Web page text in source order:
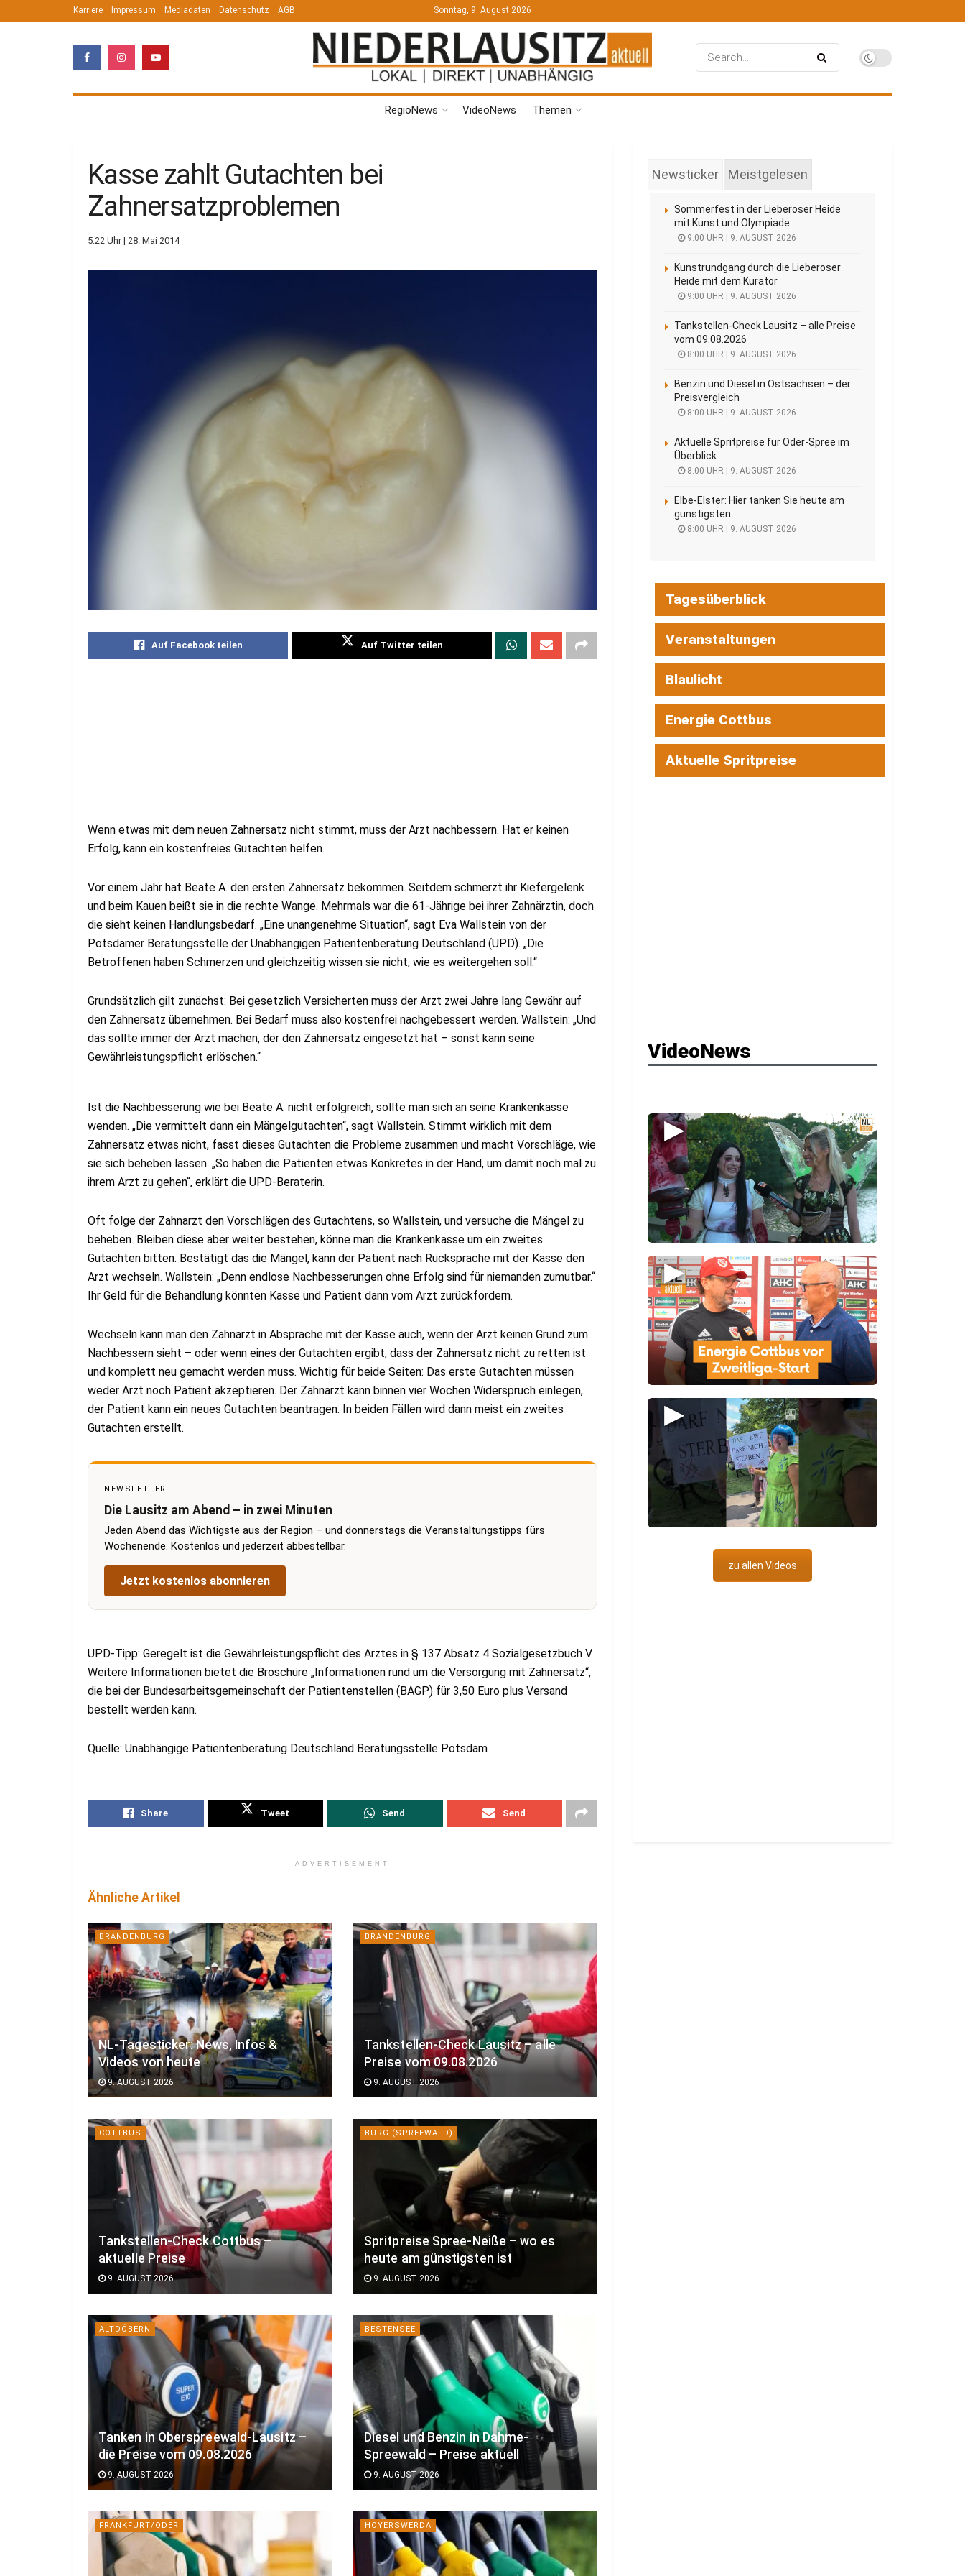
Karriere Impressum Mediadaten Datenschutz AGB Sonntag, 9. August 2026
RegioNews VideoNews Themen
Kasse zahlt Gutachten bei
Zahnersatzproblemen
5:22 Uhr | 28. Mai 2014
Auf Facebook teilen Auf Twitter teilen
Wenn etwas mit dem neuen Zahnersatz nicht stimmt, muss der Arzt nachbessern. Hat er keinen
Erfolg, kann ein kostenfreies Gutachten helfen.
Vor einem Jahr hat Beate A. den ersten Zahnersatz bekommen. Seitdem schmerzt ihr Kiefergelenk
und beim Kauen beißt sie in die rechte Wange. Mehrmals war die 61-Jährige bei ihrer Zahnärztin, doch
die sieht keinen Handlungsbedarf. „Eine unangenehme Situation“, sagt Eva Wallstein von der
Potsdamer Beratungsstelle der Unabhängigen Patientenberatung Deutschland (UPD). „Die
Betroffenen haben Schmerzen und gleichzeitig wissen sie nicht, wie es weitergehen soll.“
Grundsätzlich gilt zunächst: Bei gesetzlich Versicherten muss der Arzt zwei Jahre lang Gewähr auf
den Zahnersatz übernehmen. Bei Bedarf muss also kostenfrei nachgebessert werden. Wallstein: „Und
das sollte immer der Arzt machen, der den Zahnersatz eingesetzt hat – sonst kann seine
Gewährleistungspflicht erlöschen.“
Ist die Nachbesserung wie bei Beate A. nicht erfolgreich, sollte man sich an seine Krankenkasse
wenden. „Die vermittelt dann ein Mängelgutachten“, sagt Wallstein. Stimmt wirklich mit dem
Zahnersatz etwas nicht, fasst dieses Gutachten die Probleme zusammen und macht Vorschläge, wie
sie sich beheben lassen. „So haben die Patienten etwas Konkretes in der Hand, um damit noch mal zu
ihrem Arzt zu gehen“, erklärt die UPD-Beraterin.
Oft folge der Zahnarzt den Vorschlägen des Gutachtens, so Wallstein, und versuche die Mängel zu
beheben. Bleiben diese aber weiter bestehen, könne man die Krankenkasse um ein zweites
Gutachten bitten. Bestätigt das die Mängel, kann der Patient nach Rücksprache mit der Kasse den
Arzt wechseln. Wallstein: „Denn endlose Nachbesserungen ohne Erfolg sind für niemanden zumutbar.“
Ihr Geld für die Behandlung könnten Kasse und Patient dann vom Arzt zurückfordern.
Wechseln kann man den Zahnarzt in Absprache mit der Kasse auch, wenn der Arzt keinen Grund zum
Nachbessern sieht – oder wenn eines der Gutachten ergibt, dass der Zahnersatz nicht zu retten ist
und komplett neu gemacht werden muss. Wichtig für beide Seiten: Das erste Gutachten müssen
weder Arzt noch Patient akzeptieren. Der Zahnarzt kann binnen vier Wochen Widerspruch einlegen,
der Patient kann ein neues Gutachten beantragen. In beiden Fällen wird dann meist ein zweites
Gutachten erstellt.
NEWSLETTER
Die Lausitz am Abend – in zwei Minuten
Jeden Abend das Wichtigste aus der Region – und donnerstags die Veranstaltungstipps fürs
Wochenende. Kostenlos und jederzeit abbestellbar.
Jetzt kostenlos abonnieren
UPD-Tipp: Geregelt ist die Gewährleistungspflicht des Arztes in § 137 Absatz 4 Sozialgesetzbuch V.
Weitere Informationen bietet die Broschüre „Informationen rund um die Versorgung mit Zahnersatz“,
die bei der Bundesarbeitsgemeinschaft der Patientenstellen (BAGP) für 3,50 Euro plus Versand
bestellt werden kann.
Quelle: Unabhängige Patientenberatung Deutschland Beratungsstelle Potsdam
Share Tweet Send Send
ADVERTISEMENT
Ähnliche Artikel
BRANDENBURG
NL-Tagesticker: News, Infos &
Videos von heute
9. AUGUST 2026
BRANDENBURG
Tankstellen-Check Lausitz – alle
Preise vom 09.08.2026
9. AUGUST 2026
COTTBUS
Tankstellen-Check Cottbus –
aktuelle Preise
9. AUGUST 2026
BURG (SPREEWALD)
Spritpreise Spree-Neiße – wo es
heute am günstigsten ist
9. AUGUST 2026
ALTDÖBERN
Tanken in Oberspreewald-Lausitz –
die Preise vom 09.08.2026
9. AUGUST 2026
BESTENSEE
Diesel und Benzin in Dahme-
Spreewald – Preise aktuell
9. AUGUST 2026
FRANKFURT/ODER HOYERSWERDA
Newsticker Meistgelesen
Sommerfest in der Lieberoser Heide
mit Kunst und Olympiade
9:00 UHR | 9. AUGUST 2026
Kunstrundgang durch die Lieberoser
Heide mit dem Kurator
9:00 UHR | 9. AUGUST 2026
Tankstellen-Check Lausitz – alle Preise
vom 09.08.2026
8:00 UHR | 9. AUGUST 2026
Benzin und Diesel in Ostsachsen – der
Preisvergleich
8:00 UHR | 9. AUGUST 2026
Aktuelle Spritpreise für Oder-Spree im
Überblick
8:00 UHR | 9. AUGUST 2026
Elbe-Elster: Hier tanken Sie heute am
günstigsten
8:00 UHR | 9. AUGUST 2026
Tagesüberblick
Veranstaltungen
Blaulicht
Energie Cottbus
Aktuelle Spritpreise
VideoNews
▶
▶
▶
zu allen Videos